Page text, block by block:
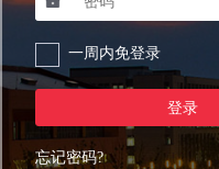
一周内免登录
登录
忘记密码?